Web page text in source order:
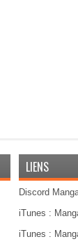
LIENS
Discord
iTunes :
iTunes :